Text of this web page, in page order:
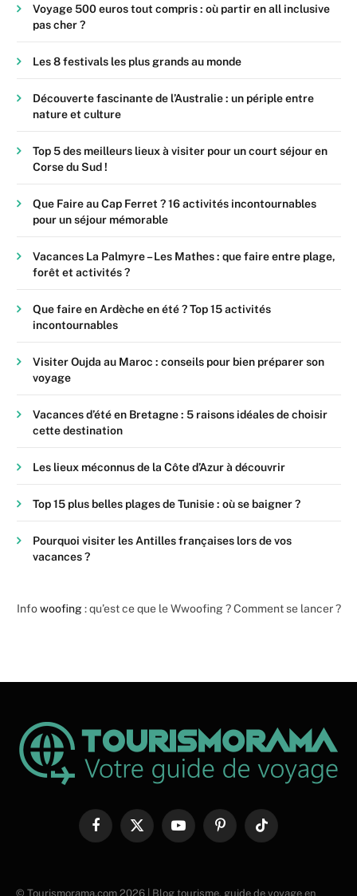
Voyage 500 euros tout compris : où partir en all inclusive
pas cher ?
Les 8 festivals les plus grands au monde
Découverte fascinante de l’Australie : un périple entre
nature et culture
Top 5 des meilleurs lieux à visiter pour un court séjour en
Corse du Sud !
Que Faire au Cap Ferret ? 16 activités incontournables
pour un séjour mémorable
Vacances La Palmyre – Les Mathes : que faire entre plage,
forêt et activités ?
Que faire en Ardèche en été ? Top 15 activités
incontournables
Visiter Oujda au Maroc : conseils pour bien préparer son
voyage
Vacances d’été en Bretagne : 5 raisons idéales de choisir
cette destination
Les lieux méconnus de la Côte d’Azur à découvrir
Top 15 plus belles plages de Tunisie : où se baigner ?
Pourquoi visiter les Antilles françaises lors de vos
vacances ?
Infowoofing: qu’est ce que le Wwoofing ? Comment se lancer ?
FacebookX
YouTubePinterestTikTok
© Tourismorama.com 2026 | Blog tourisme, guide de voyage en